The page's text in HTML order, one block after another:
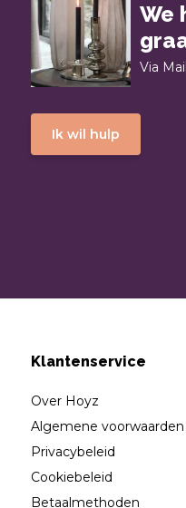
We
Via
Ik wil hulp
Klantenservice
Over Hoyz
Algemene voorwaarden
Privacybeleid
Cookiebeleid
Betaalmethoden